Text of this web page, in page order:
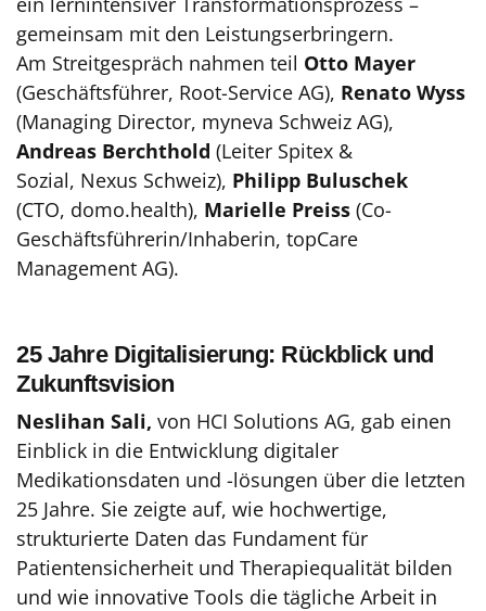
gemeinsam mit den Leistungserbringern.
Am Streitgespräch nahmen teil Otto Mayer
(Geschäftsführer, Root-Service AG), Renato Wyss
(Managing Director, myneva Schweiz AG),
Andreas Berchthold (Leiter Spitex &
Sozial, Nexus Schweiz), Philipp Buluschek
(CTO, domo.health), Marielle Preiss (Co-
Geschäftsführerin/Inhaberin, topCare
Management AG).
25 Jahre Digitalisierung: Rückblick und
Zukunftsvision
Neslihan Sali, von HCI Solutions AG, gab einen
Einblick in die Entwicklung digitaler
Medikationsdaten und -lösungen über die letzten
25 Jahre. Sie zeigte auf, wie hochwertige,
strukturierte Daten das Fundament für
Patientensicherheit und Therapiequalität bilden
und wie innovative Tools die tägliche Arbeit in